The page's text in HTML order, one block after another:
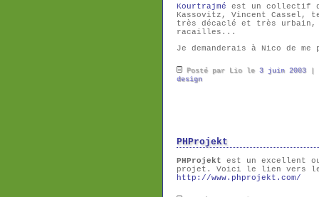
Kourtrajmé est un collectif
Kassovitz, Vincent
très décaclé et très
racailles...
Je demanderais à Nico de
Posté par Lio le 3 juin 2003|
design
PHProjekt
PHProjekt est un excellent
projet. Voici le lien vers
http://www.phprojekt.com/